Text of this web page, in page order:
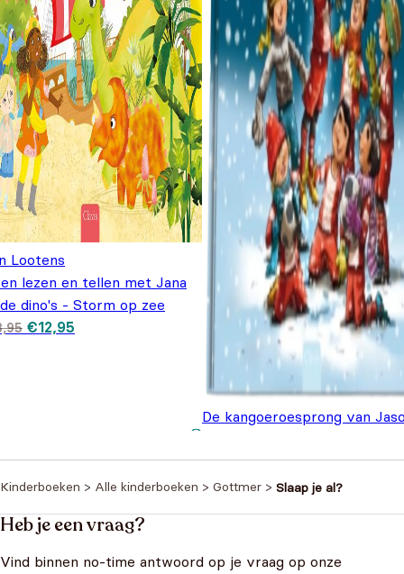
Lootens
lezen en tellen met Jana
dino's - Storm op zee
Oorspronkelijke prijs
was: €18,95.
€12,95
€12,95.
De kangoeroesprong van
Kinderboeken > Alle kinderboeken > Gottmer > Slaap je al?
Heb je een vraag?
Vind binnen no-time antwoord op je vraag op onze